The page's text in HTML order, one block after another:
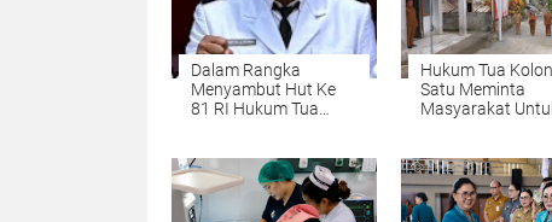
Dalam Rangka
Menyambut Hut Ke
81 RI Hukum Tua
Bendara
Hukum Tua
Satu Meminta
Masyarakat
Hut Ke 81 RI